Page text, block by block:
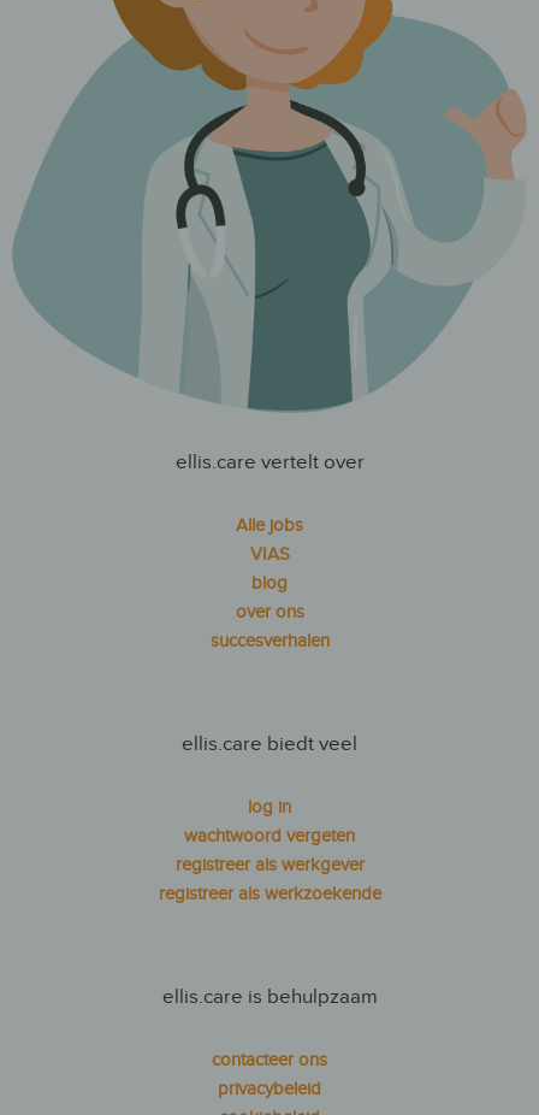
ellis.care vertelt over
Alle jobs
VIAS
blog
over ons
succesverhalen
ellis.care biedt veel
log in
wachtwoord vergeten
registreer als werkgever
registreer als werkzoekende
ellis.care is behulpzaam
contacteer ons
privacybeleid